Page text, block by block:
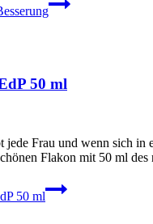
50 ml
Frau und wenn sich in
Flakon mit 50 ml
50 ml